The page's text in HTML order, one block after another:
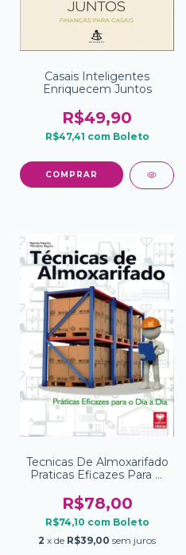
Casais Inteligentes
Enriquecem Juntos
R$49,90
R$47,41 com Boleto
Tecnicas De Almoxarifado
Praticas Eficazes Para O
R$78,00
R$74,10 com Boleto
2 x de R$39,00 sem juros